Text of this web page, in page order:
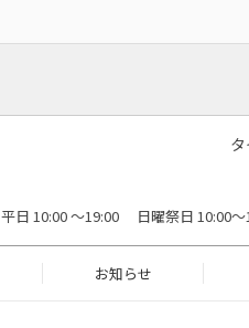
平日 10:00 ～19:00 日曜祭日 10:00
お知らせ